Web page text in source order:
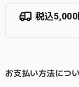
税込
お支払い方法につ